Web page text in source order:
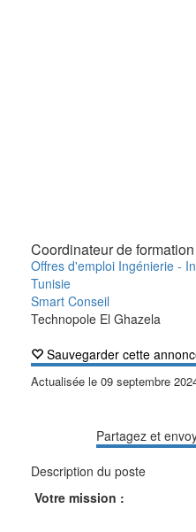
Coordinateur de formation
Offres d'emploi Ingénierie -
Tunisie
Smart Conseil
Technopole El Ghazela
Sauvegarder cette
Actualisée le 09 septembre
Partagez et
Description du poste
Votre mission :